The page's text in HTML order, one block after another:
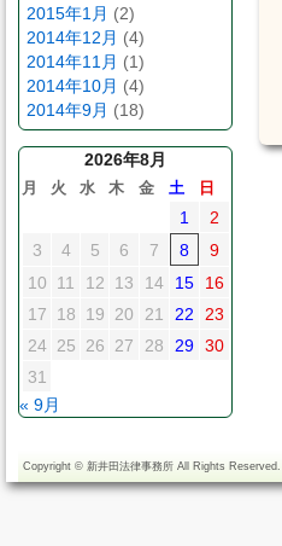
2015年1月 (2)
2014年12月 (4)
2014年11月 (1)
2014年10月 (4)
2014年9月 (18)
2026年8月
月 火 水 木 金 土 日
1
2
3
4 5 6 7 8
9
10
11 12 13 14 15
16
17
18 19 20 21 22
23
24 25 26 27 28 29 30
31
« 9月
Copyright © 新井田法律事務所 All Rights Reserved.